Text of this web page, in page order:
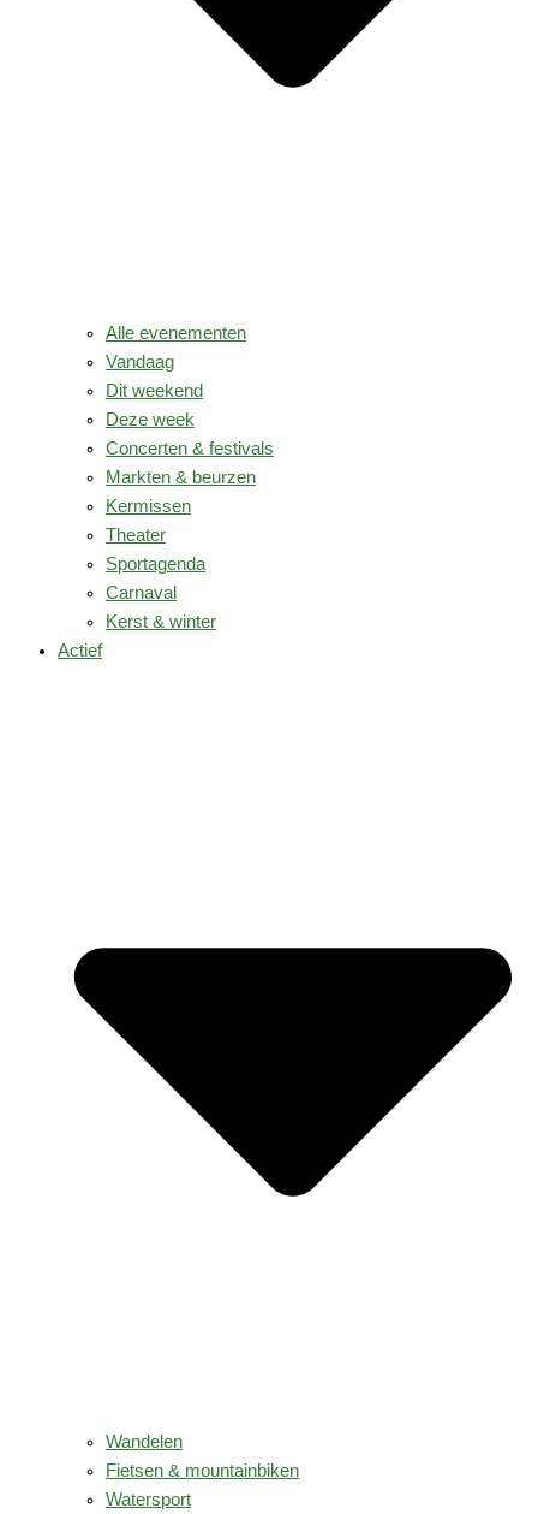
Alle evenementen
Vandaag
Dit weekend
Deze week
Concerten & festivals
Markten & beurzen
Kermissen
Theater
Sportagenda
Carnaval
Kerst & winter
Actief
Wandelen
Fietsen & mountainbiken
Watersport